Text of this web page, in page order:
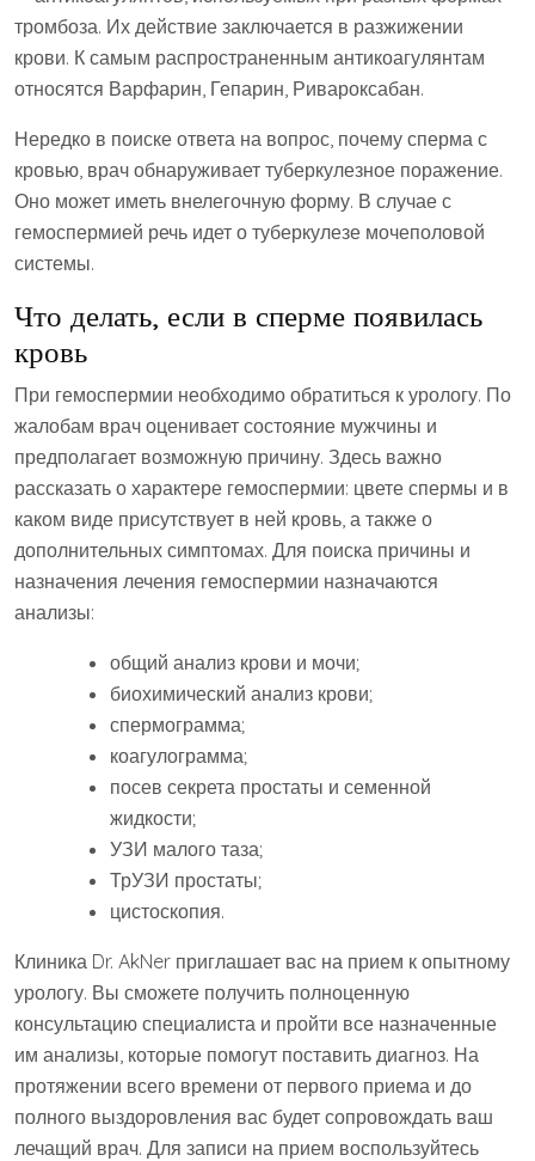
тромбоза. Их действие заключается в разжижении
крови. К самым распространенным антикоагулянтам
относятся Варфарин, Гепарин, Ривароксабан.
Нередко в поиске ответа на вопрос, почему сперма с
кровью, врач обнаруживает туберкулезное поражение.
Оно может иметь внелегочную форму. В случае с
гемоспермией речь идет о туберкулезе мочеполовой
системы.
Что делать, если в сперме появилась
кровь
При гемоспермии необходимо обратиться к урологу. По
жалобам врач оценивает состояние мужчины и
предполагает возможную причину. Здесь важно
рассказать о характере гемоспермии: цвете спермы и в
каком виде присутствует в ней кровь, а также о
дополнительных симптомах. Для поиска причины и
назначения лечения гемоспермии назначаются
анализы:
общий анализ крови и мочи;
биохимический анализ крови;
спермограмма;
коагулограмма;
посев секрета простаты и семенной
жидкости;
УЗИ малого таза;
ТрУЗИ простаты;
цистоскопия.
Клиника Dr. AkNer приглашает вас на прием к опытному
урологу. Вы сможете получить полноценную
консультацию специалиста и пройти все назначенные
им анализы, которые помогут поставить диагноз. На
протяжении всего времени от первого приема и до
полного выздоровления вас будет сопровождать ваш
лечащий врач. Для записи на прием воспользуйтесь